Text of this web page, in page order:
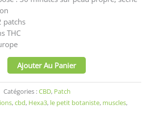
patchs
THC
Ajouter Au Panier
Catégories :CBD, Patch
,cbd, Hexa3, le petit botaniste, muscles,